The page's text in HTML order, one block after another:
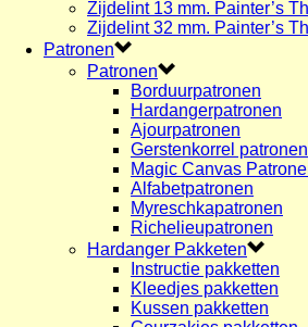
Zijdelint 13 mm. Painter’s
Zijdelint 32 mm. Painter’s
Patronen
Patronen
Borduurpatronen
Hardangerpatronen
Ajourpatronen
Gerstenkorrel patronen
Magic Canvas
Alfabetpatronen
Myreschkapatronen
Richelieupatronen
Hardanger Pakketen
Instructie pakketten
Kleedjes pakketten
Kussen pakketten